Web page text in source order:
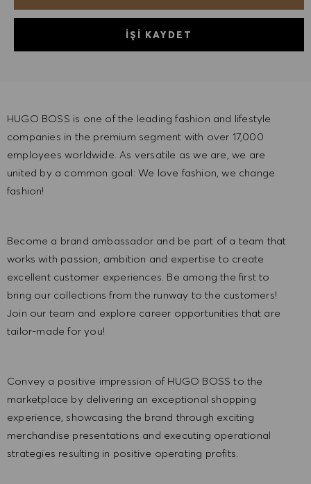
İŞI KAYDET
HUGO BOSS is one of the leading fashion and lifestyle
companies in the premium segment with over 17,000
employees worldwide. As versatile as we are, we are
united by a common goal: We love fashion, we change
fashion!
Become a brand ambassador and be part of a team that
works with passion, ambition and expertise to create
excellent customer experiences. Be among the first to
bring our collections from the runway to the customers!
Join our team and explore career opportunities that are
tailor-made for you!
Convey a positive impression of HUGO BOSS to the
marketplace by delivering an exceptional shopping
experience, showcasing the brand through exciting
merchandise presentations and executing operational
strategies resulting in positive operating profits.